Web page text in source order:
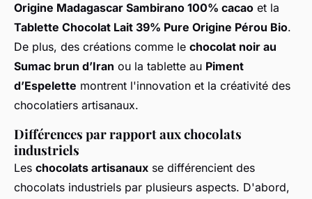
Origine Madagascar Sambirano 100% cacao et la
Tablette Chocolat Lait 39% Pure Origine Pérou Bio.
De plus, des créations comme le chocolat noir au
Sumac brun d’Iran ou la tablette au Piment
d’Espelette montrent l'innovation et la créativité des
chocolatiers artisanaux.
Différences par rapport aux chocolats
industriels
Les chocolats artisanaux se différencient des
chocolats industriels par plusieurs aspects. D'abord,